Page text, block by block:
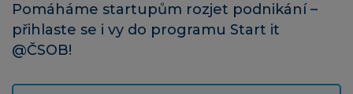
Pomáháme startupům rozjet podnikání –
přihlaste se i vy do programu Start it
@ČSOB!